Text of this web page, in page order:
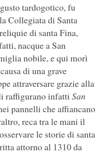
tardogotico, fu
Collegiata di Santa
di santa Fina,
nacque a San
nobile, e qui morì
di una grave
attraversare grazie alla
raffigurano infatti San
pannelli che affiancano
reca tra le mani il
le storie di santa
attorno al 1310 da